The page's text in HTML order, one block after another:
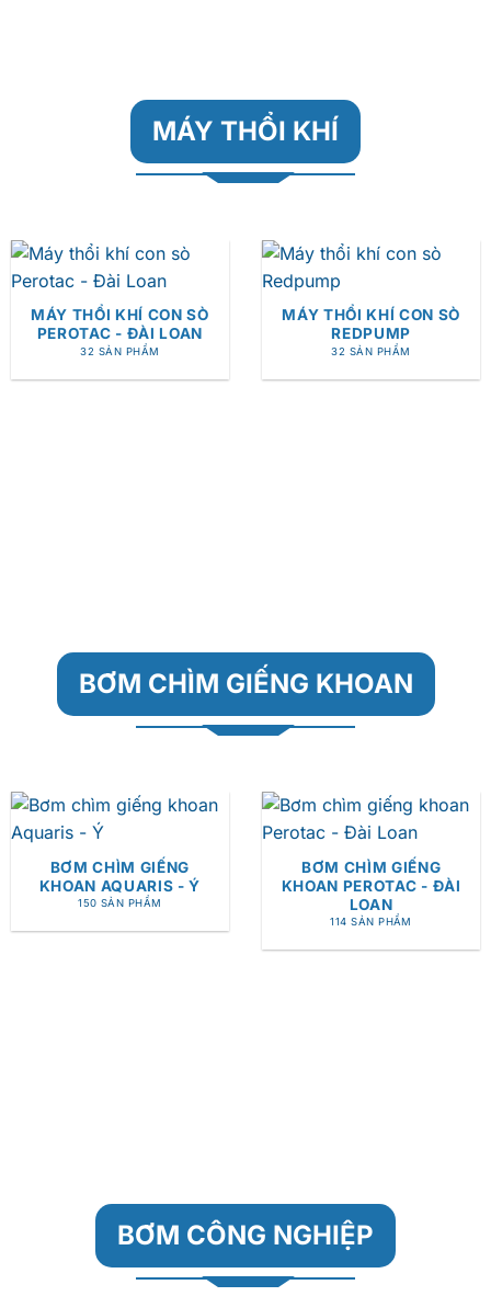
MÁY THỔI KHÍ
MÁY THỔI KHÍ CON SÒ
PEROTAC - ĐÀI LOAN
32 SẢN PHẨM
MÁY THỔI KHÍ CON SÒ
REDPUMP
32 SẢN PHẨM
BƠM CHÌM GIẾNG KHOAN
BƠM CHÌM GIẾNG
KHOAN AQUARIS - Ý
150 SẢN PHẨM
BƠM CHÌM GIẾNG
KHOAN PEROTAC - ĐÀI
LOAN
114 SẢN PHẨM
BƠM CÔNG NGHIỆP